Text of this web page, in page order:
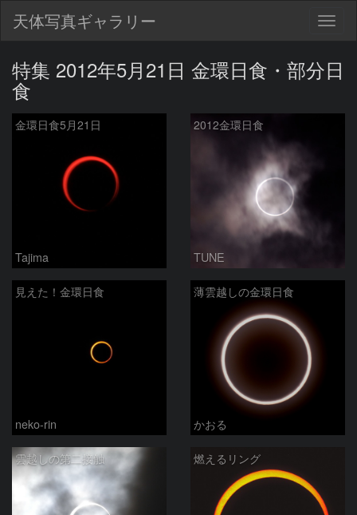
天体写真ギャラリー
特集 2012年5月21日 金環日食・部分日
食
金環日食5月21日
Tajima
2012金環日食
TUNE
見えた！金環日食
neko-rin
薄雲越しの金環日食
かおる
雲越しの第二接触 燃えるリング